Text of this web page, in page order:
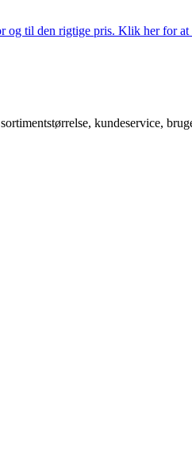
og til den rigtige pris. Klik her for at
kundeservice,